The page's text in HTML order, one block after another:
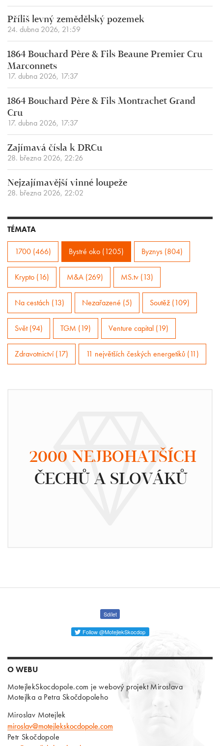
Příliš levný zemědělský pozemek
24. dubna 2026, 21:59
1864 Bouchard Père & Fils Beaune Premier Cru
Marconnets
17. dubna 2026, 17:37
1864 Bouchard Père & Fils Montrachet Grand
Cru
17. dubna 2026, 17:37
Zajímavá čísla k DRCu
28. března 2026, 22:26
Nejzajímavější vinné loupeže
28. března 2026, 22:02
TÉMATA
1700 (466) Bystré oko (1205) Byznys (804)
Krypto (16) M&A (269) MS.tv (13)
Na cestách (13) Nezařazené (5) Soutěž (109)
Svět (94) TGM (19) Venture capital (19)
Zdravotnictví (17) 11 největších českých energetiků (11)
2000 NEJBOHATŠÍCH
ČECHŮ A SLOVÁKŮ
Sdílet
Follow @MotejlekSkocdop
O WEBU
MotejlekSkocdopole.com je webový projekt Miroslava
Motejlka a Petra Skočdopoleho
Miroslav Motejlek
miroslav@motejlekskocdopole.com
Petr Skočdopole